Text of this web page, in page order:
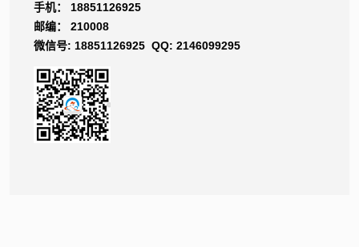
手机： 18851126925
邮编： 210008
微信号: 18851126925 QQ: 2146099295